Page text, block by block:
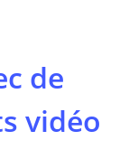
de
vidéo